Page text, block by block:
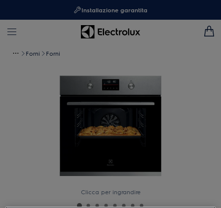
Installazione garantita
Forni Forni
Clicca per ingrandire